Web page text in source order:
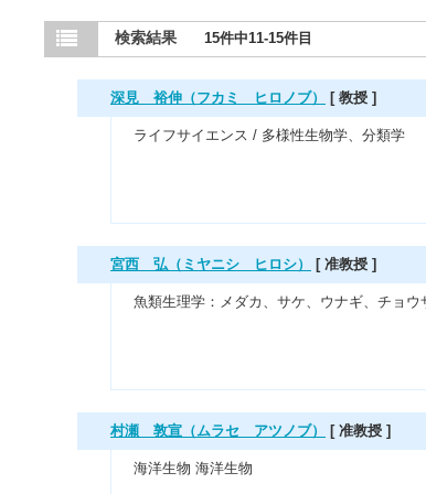
検索結果 15件中11-15件目
深見 裕伸（フカミ ヒロノブ） [ 教授 ]
ライフサイエンス / 多様性生物学、分類学
宮西 弘（ミヤニシ ヒロシ） [ 准教授 ]
魚類生理学：メダカ、サケ、ウナギ、チョ
村瀬 敦宣（ムラセ アツノブ） [ 准教授 ]
海洋生物 海洋生物